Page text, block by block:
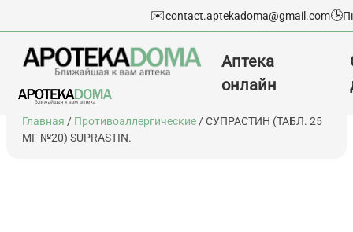
Перейти
содержимому
✉️contact.aptekadoma@gmail.com🕒
Аптека
онлайн
Главная / Противоаллергические / СУПРАСТИН (ТАБЛ. 25
МГ №20) SUPRASTIN.